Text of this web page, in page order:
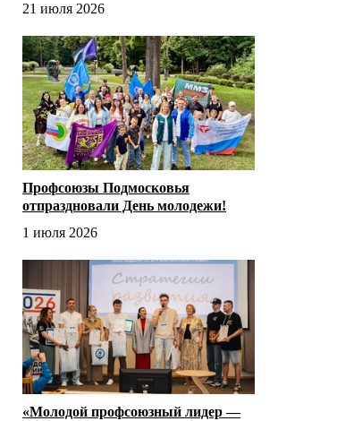
21 июля 2026
Профсоюзы Подмосковья
отпраздновали День молодежи!
1 июля 2026
«Молодой профсоюзный лидер —